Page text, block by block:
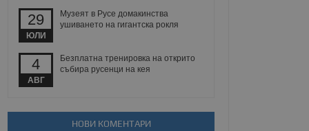
29
ЮЛИ
Музеят в Русе домакинства
ушиването на гигантска рокля
4
АВГ
Безплатна тренировка на открито
събира русенци на кея
НОВИ КОМЕНТАРИ
поведение и
на сайта. Тя
с
на
на сайта. Тя
която е
в целия